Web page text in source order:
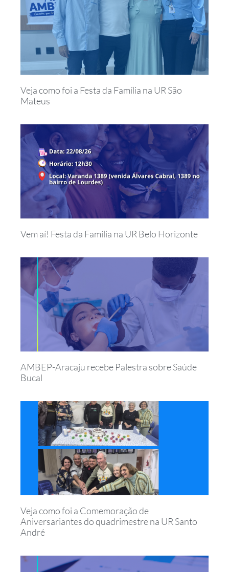
Veja como foi a Festa da Família na UR São
Mateus
Vem aí! Festa da Família na UR Belo Horizonte
AMBEP-Aracaju recebe Palestra sobre Saúde
Bucal
Veja como foi a Comemoração de
Aniversariantes do quadrimestre na UR Santo
André